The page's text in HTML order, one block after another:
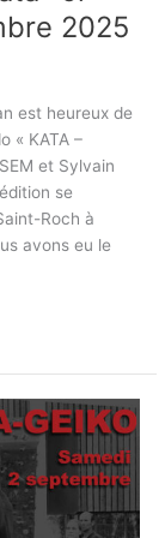
2025
est heureux de
« KATA –
et Sylvain
se
Roch à
avons eu le